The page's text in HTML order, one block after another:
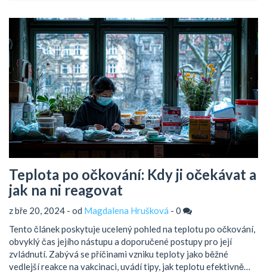
lépe porozumět tomuto fascinujícímu procesu.
Teplota po očkování: Kdy ji očekávat a
jak na ni reagovat
z bře 20, 2024 - od Magdalena Hrušková - 0
Tento článek poskytuje ucelený pohled na teplotu po očkování,
obvyklý čas jejího nástupu a doporučené postupy pro její
zvládnutí. Zabývá se příčinami vzniku teploty jako běžné
vedlejší reakce na vakcinaci, uvádí tipy, jak teplotu efektivně